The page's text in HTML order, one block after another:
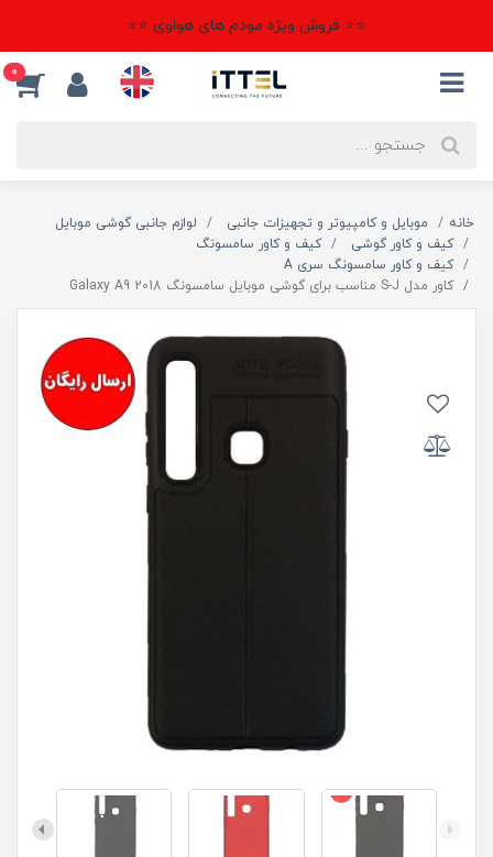
⭐⭐ فروش ویژه مودم های هواوی ⭐⭐
0
خانه موبایل و کامپیوتر و تجهیزات جانبی
لوازم جانبی گوشی موبایل
کیف و کاور گوشی
کیف و کاور سامسونگ
کیف و کاور سامسونگ سری A
کاور مدل S-J مناسب برای گوشی موبایل سامسونگ Galaxy A9 2018